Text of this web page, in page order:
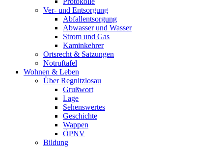
Ver- und Entsorgung
Abfallentsorgung
Abwasser und Wasser
Strom und Gas
Kaminkehrer
Ortsrecht & Satzungen
Notruftafel
Wohnen & Leben
Über Regnitzlosau
Grußwort
Lage
Sehenswertes
Geschichte
Wappen
ÖPNV
Bildung